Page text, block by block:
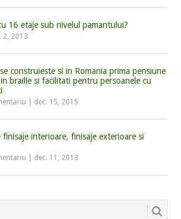
16 etaje sub nivelul pamantului?
2, 2013
construieste si in Romania prima pensiune
braille si facilitati pentru persoanele cu
dec. 15, 2015
finisaje interioare, finisaje exterioare si
dec. 11, 2013